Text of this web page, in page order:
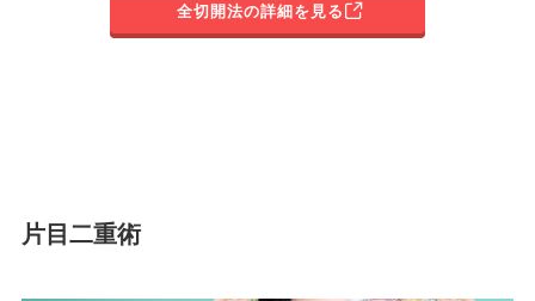
全切開法の詳細を見る
片目二重術